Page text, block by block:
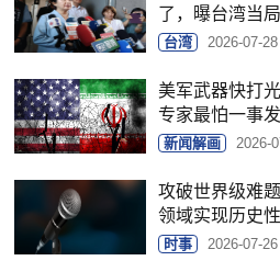
了，曝台湾当
台湾 2026-07-28
美军武器快打
专家最怕一事
新闻解画 2026-
攻破世界级难
领域实现历史
时事 2026-07-26